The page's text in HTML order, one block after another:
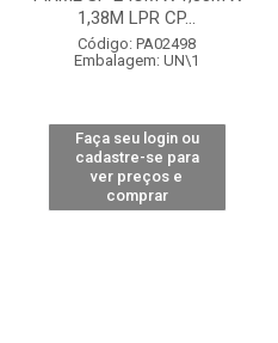
1,38M LPR CP...
Código: PA02498
Embalagem: UN\1
Faça seu login ou
cadastre-se para
ver preços e
comprar